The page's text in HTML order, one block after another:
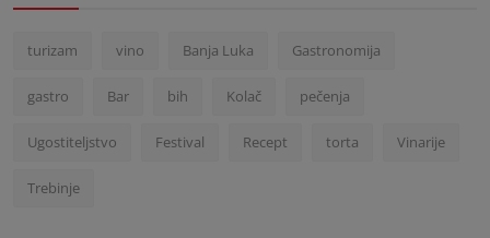
turizam vino Banja Luka Gastronomija
gastro Bar bih Kolač pečenja
Ugostiteljstvo Festival Recept torta Vinarije
Trebinje